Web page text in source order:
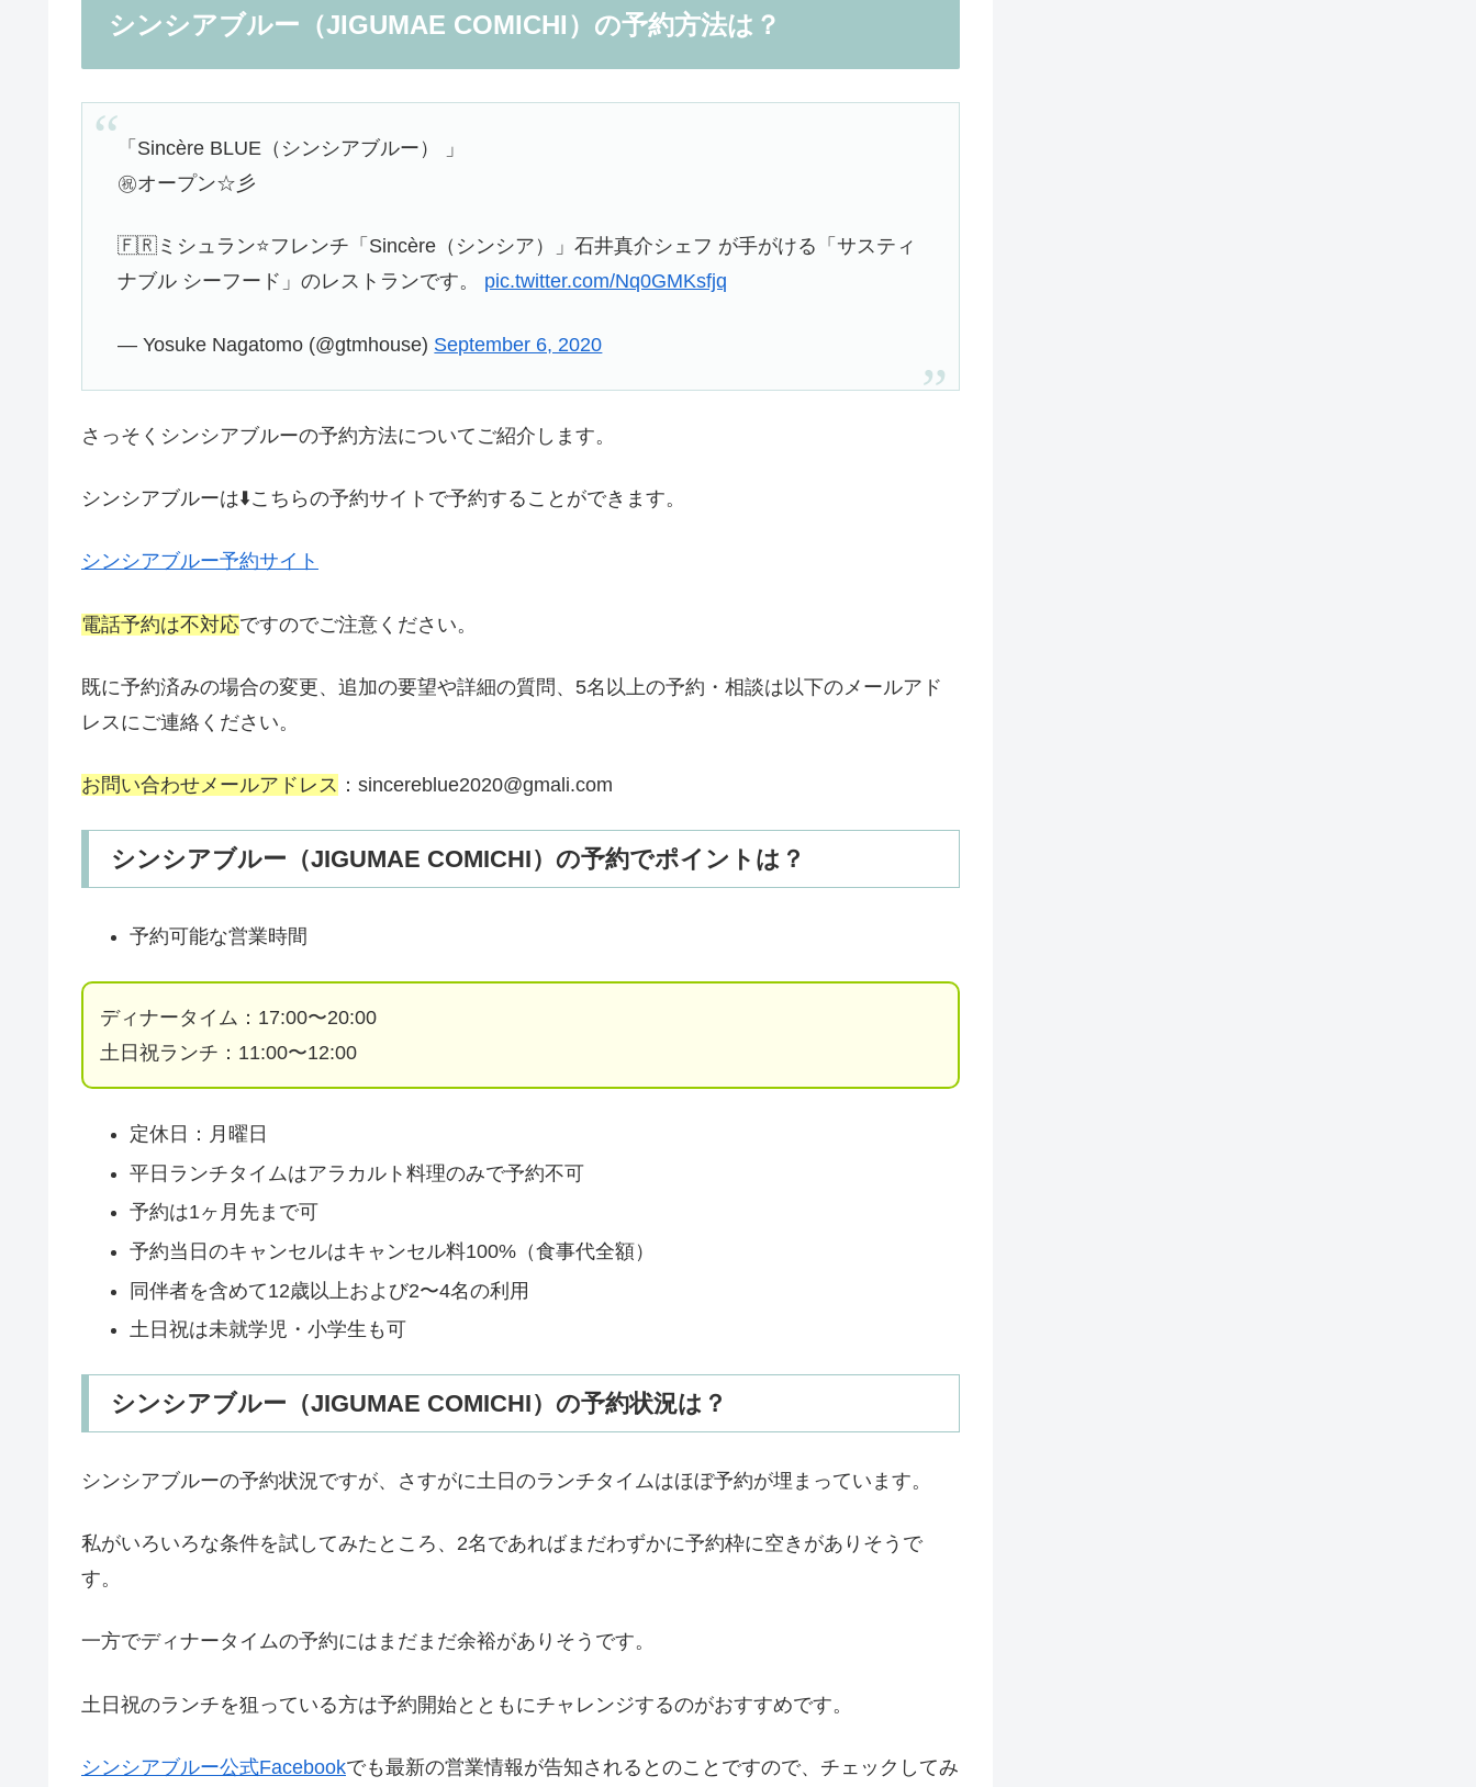
シンシアブルー（JIGUMAE COMICHI）の予約方法は？
「Sincère BLUE（シンシアブルー） 」
㊗️オープン☆彡
🇫🇷ミシュラン⭐️フレンチ「Sincère（シンシア）」石井真介シェフ が手がける「サスティ
ナブル シーフード」のレストランです。 pic.twitter.com/Nq0GMKsfjq
— Yosuke Nagatomo (@gtmhouse) September 6, 2020
さっそくシンシアブルーの予約方法についてご紹介します。
シンシアブルーは⬇️こちらの予約サイトで予約することができます。
シンシアブルー予約サイト
電話予約は不対応ですのでご注意ください。
既に予約済みの場合の変更、追加の要望や詳細の質問、5名以上の予約・相談は以下のメールアド
レスにご連絡ください。
お問い合わせメールアドレス ： sincereblue2020@gmali.com
シンシアブルー（JIGUMAE COMICHI）の予約でポイントは？
予約可能な営業時間
ディナータイム：17:00〜20:00
土日祝ランチ：11:00〜12:00
定休日：月曜日
平日ランチタイムはアラカルト料理のみで予約不可
予約は1ヶ月先まで可
予約当日のキャンセルはキャンセル料100%（食事代全額）
同伴者を含めて12歳以上および2〜4名の利用
土日祝は未就学児・小学生も可
シンシアブルー（JIGUMAE COMICHI）の予約状況は？
シンシアブルーの予約状況ですが、さすがに土日のランチタイムはほぼ予約が埋まっています。
私がいろいろな条件を試してみたところ、2名であればまだわずかに予約枠に空きがありそうで
す。
一方でディナータイムの予約にはまだまだ余裕がありそうです。
土日祝のランチを狙っている方は予約開始とともにチャレンジするのがおすすめです。
シンシアブルー公式Facebookでも最新の営業情報が告知されるとのことですので、チェックしてみ